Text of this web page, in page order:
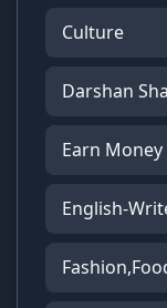
Culture
Darshan
Earn
English-